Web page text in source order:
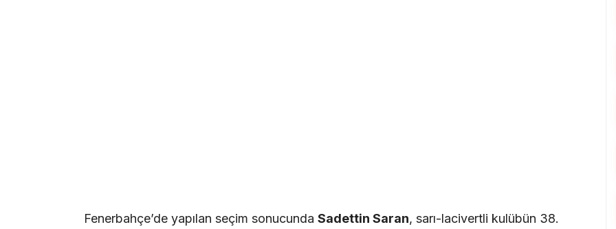
Fenerbahçe’de yapılan seçim sonucunda Sadettin Saran, sarı-lacivertli kulübün 38.